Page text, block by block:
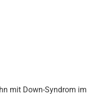
mit Down-Syndrom im